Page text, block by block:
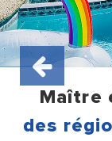
Maître
des